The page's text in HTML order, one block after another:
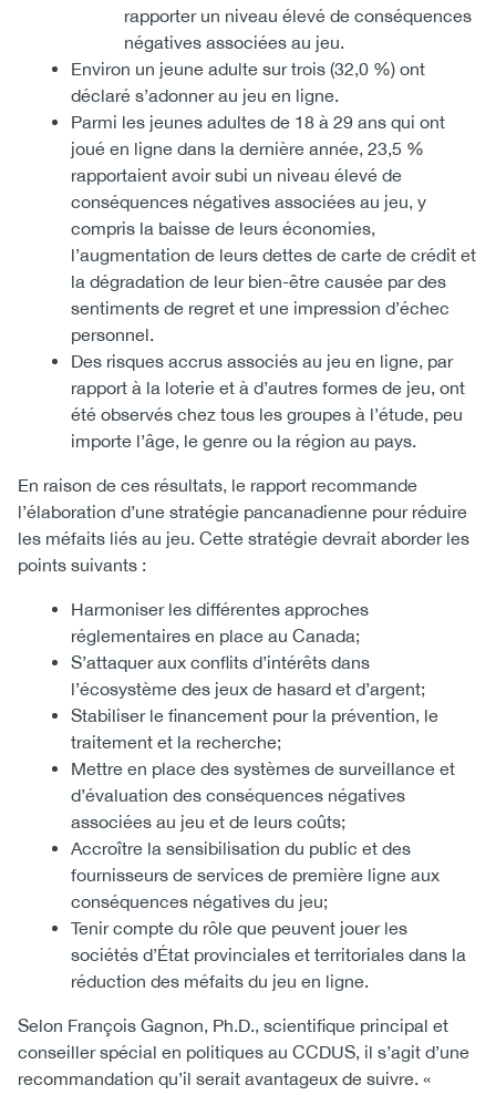
rapporter un niveau élevé de conséquences
négatives associées au jeu.
Environ un jeune adulte sur trois (32,0 %) ont
déclaré s’adonner au jeu en ligne.
Parmi les jeunes adultes de 18 à 29 ans qui ont
joué en ligne dans la dernière année, 23,5 %
rapportaient avoir subi un niveau élevé de
conséquences négatives associées au jeu, y
compris la baisse de leurs économies,
l’augmentation de leurs dettes de carte de crédit et
la dégradation de leur bien-être causée par des
sentiments de regret et une impression d’échec
personnel.
Des risques accrus associés au jeu en ligne, par
rapport à la loterie et à d’autres formes de jeu, ont
été observés chez tous les groupes à l’étude, peu
importe l’âge, le genre ou la région au pays.
En raison de ces résultats, le rapport recommande
l’élaboration d’une stratégie pancanadienne pour réduire
les méfaits liés au jeu. Cette stratégie devrait aborder les
points suivants :
Harmoniser les différentes approches
réglementaires en place au Canada;
S’attaquer aux conflits d’intérêts dans
l’écosystème des jeux de hasard et d’argent;
Stabiliser le financement pour la prévention, le
traitement et la recherche;
Mettre en place des systèmes de surveillance et
d’évaluation des conséquences négatives
associées au jeu et de leurs coûts;
Accroître la sensibilisation du public et des
fournisseurs de services de première ligne aux
conséquences négatives du jeu;
Tenir compte du rôle que peuvent jouer les
sociétés d’État provinciales et territoriales dans la
réduction des méfaits du jeu en ligne.
Selon François Gagnon, Ph.D., scientifique principal et
conseiller spécial en politiques au CCDUS, il s’agit d’une
recommandation qu’il serait avantageux de suivre. «